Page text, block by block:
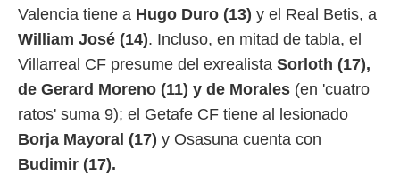
Valencia tiene a Hugo Duro (13) y el Real Betis, a
William José (14). Incluso, en mitad de tabla, el
Villarreal CF presume del exrealista Sorloth (17),
de Gerard Moreno (11) y de Morales (en 'cuatro
ratos' suma 9); el Getafe CF tiene al lesionado
Borja Mayoral (17) y Osasuna cuenta con
Budimir (17).